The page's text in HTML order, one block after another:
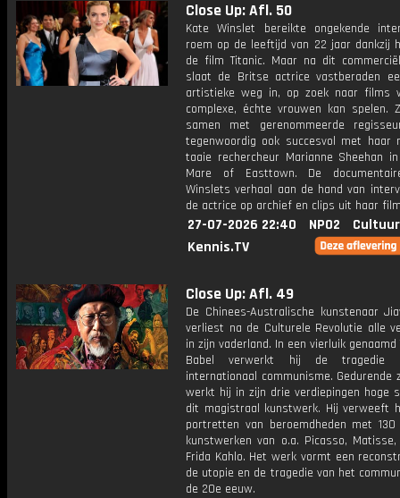
Close Up: Afl. 50
Kate Winslet bereikte ongekende
roem op de leeftijd van 22 jaar dankzij
de film Titanic. Maar na dit
slaat de Britse actrice vastberaden
artistieke weg in, op zoek naar films
complexe, échte vrouwen kan spelen.
samen met gerenommeerde
tegenwoordig ook succesvol met haar
taaie rechercheur Marianne Sheehan
Mare of Easttown. De
Winslets verhaal aan de hand van
de actrice op archief en clips uit haar
27-07-2026 22:40 NPO2
Kennis.TV
Close Up: Afl. 49
De Chinees-Australische kunstenaar
verliest na de Culturele Revolutie alle
in zijn vaderland. In een vierluik genaamd
Babel verwerkt hij de tragedie
internationaal communisme. Gedurende
werkt hij in zijn drie verdiepingen hoge
dit magistraal kunstwerk. Hij verweeft
portretten van beroemdheden met 130
kunstwerken van o.a. Picasso,
Frida Kahlo. Het werk vormt een
de utopie en de tragedie van het
de 20e eeuw.